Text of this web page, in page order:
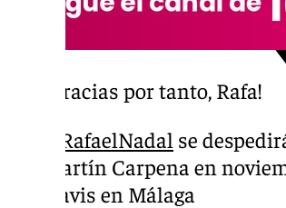
¡Gracias por tanto, Rafa!
@RafaelNadal se
Martín Carpena en
Davis en Málaga